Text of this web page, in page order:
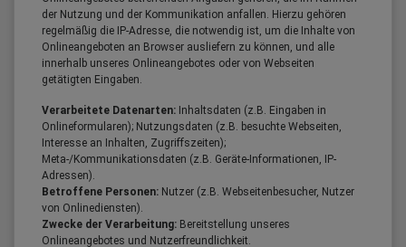
der Nutzung und der Kommunikation anfallen. Hierzu gehören
regelmäßig die IP-Adresse, die notwendig ist, um die Inhalte von
Onlineangeboten an Browser ausliefern zu können, und alle
innerhalb unseres Onlineangebotes oder von Webseiten
getätigten Eingaben.
Verarbeitete Datenarten: Inhaltsdaten (z.B. Eingaben in
Onlineformularen); Nutzungsdaten (z.B. besuchte Webseiten,
Interesse an Inhalten, Zugriffszeiten);
Meta-/Kommunikationsdaten (z.B. Geräte-Informationen, IP-
Adressen).
Betroffene Personen: Nutzer (z.B. Webseitenbesucher, Nutzer
von Onlinediensten).
Zwecke der Verarbeitung: Bereitstellung unseres
Onlineangebotes und Nutzerfreundlichkeit.